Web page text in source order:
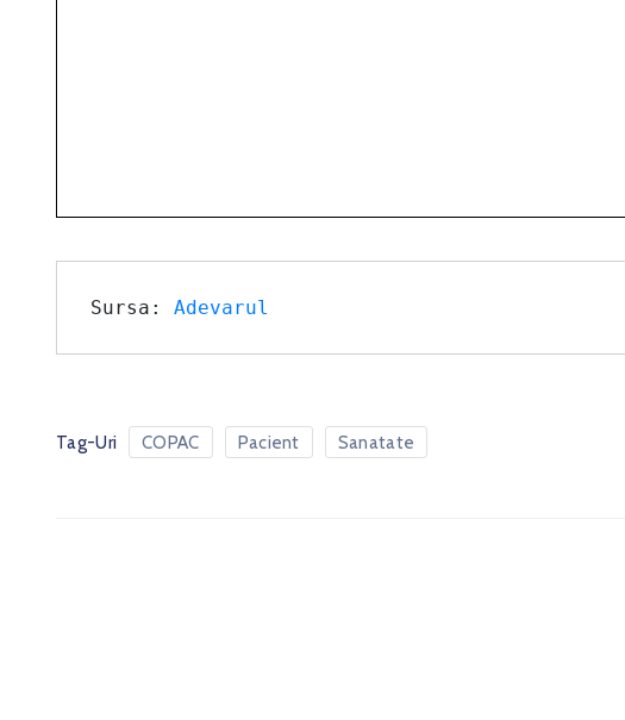
Sursa: Adevarul
Tag-Uri COPAC Pacient Sanatate